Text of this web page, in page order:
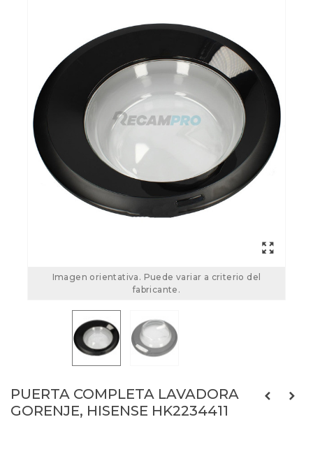
Imagen orientativa. Puede variar a criterio del
fabricante.
PUERTA COMPLETA LAVADORA
GORENJE, HISENSE HK2234411